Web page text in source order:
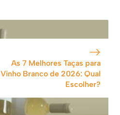
As 7 Melhores Taças para
Vinho Branco de 2026: Qual
Escolher?